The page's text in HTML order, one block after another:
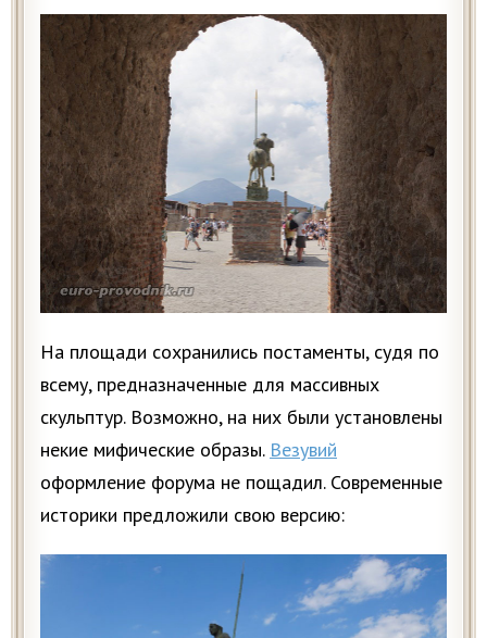
На площади сохранились постаменты, судя по
всему, предназначенные для массивных
скульптур. Возможно, на них были установлены
некие мифические образы. Везувий
оформление форума не пощадил. Современные
историки предложили свою версию: